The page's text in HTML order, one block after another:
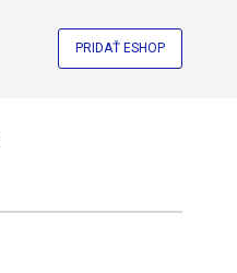
PRIDAŤ ESHOP